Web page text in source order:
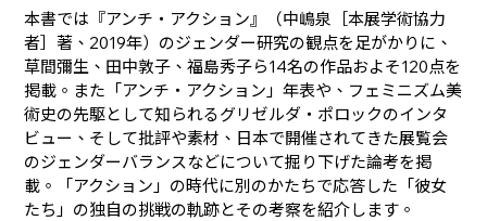
本書では『アンチ・アクション』（中嶋泉［本展学術協力
者］著、2019年）のジェンダー研究の観点を足がかりに、
草間彌生、田中敦子、福島秀子ら14名の作品およそ120点を
掲載。また「アンチ・アクション」年表や、フェミニズム美
術史の先駆として知られるグリゼルダ・ポロックのインタ
ビュー、そして批評や素材、日本で開催されてきた展覧会
のジェンダーバランスなどについて掘り下げた論考を掲
載。「アクション」の時代に別のかたちで応答した「彼女
たち」の独自の挑戦の軌跡とその考察を紹介します。